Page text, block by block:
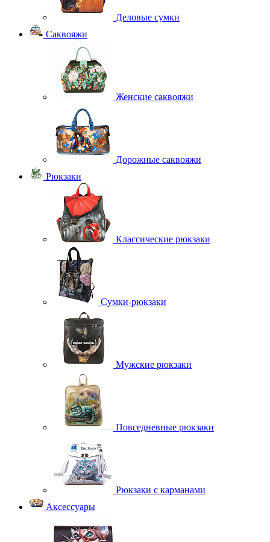
Деловые сумки
Саквояжи
Женские саквояжи
Дорожные саквояжи
Рюкзаки
Классические рюкзаки
Сумки-рюкзаки
Мужские рюкзаки
Повседневные рюкзаки
Рюкзаки с карманами
Аксессуары